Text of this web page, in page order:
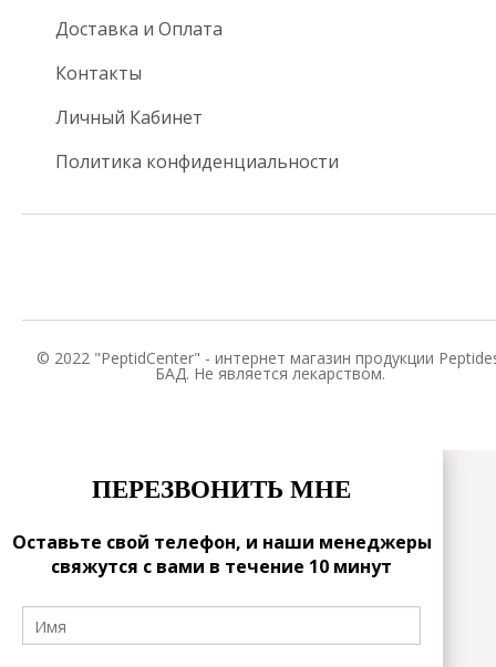
Доставка и Оплата
Контакты
Личный Кабинет
Политика конфиденциальности
© 2022 "PeptidCenter" - интернет магазин продукции
БАД. Не является лекарством.
ПЕРЕЗВОНИТЬ МНЕ
Оставьте свой телефон, и наши менеджеры
свяжутся с вами в течение 10 минут